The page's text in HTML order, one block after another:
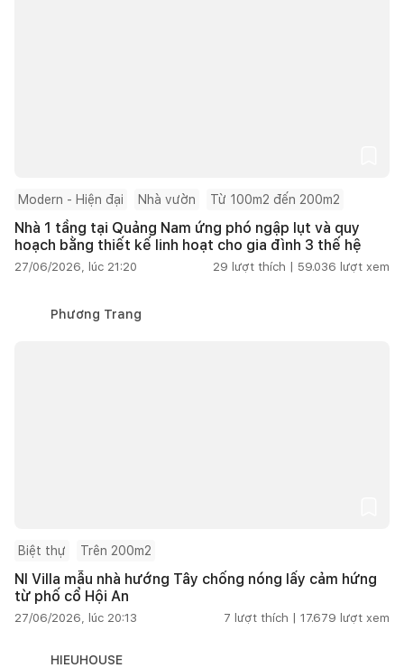
Modern - Hiện đại Nhà vườn Từ 100m2 đến 200m2
Nhà 1 tầng tại Quảng Nam ứng phó ngập lụt và quy
hoạch bằng thiết kế linh hoạt cho gia đình 3 thế hệ
27/06/2026, lúc 21:20 29 lượt thích | 59.036 lượt xem
Phương Trang
Biệt thự Trên 200m2
NI Villa mẫu nhà hướng Tây chống nóng lấy cảm hứng
từ phố cổ Hội An
27/06/2026, lúc 20:13 7 lượt thích | 17.679 lượt xem
HIEUHOUSE